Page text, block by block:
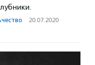
· 20.07.2020 ·